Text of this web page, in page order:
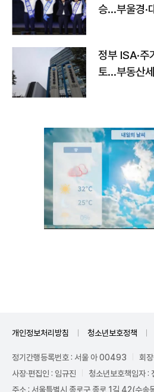
승…부울경·
정부 ISA·주
토…부동산
개인정보처리방침 청소년보호정책
정기간행등록번호 : 서울 아 00493
회
사장·편집인 : 임규진
청소년보호책임자 :
주소 : 서울특별시 종로구 종로 1길 42(수